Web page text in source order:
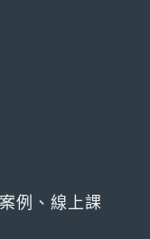
例、線上課